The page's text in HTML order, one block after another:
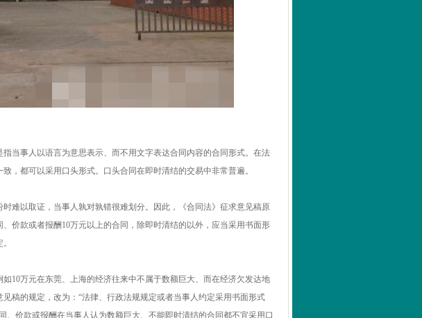
当事人以语言为意思表示、而不用文字表达合同内容的合同形式。在法
，都可以采用口头形式。口头合同在即时清结的交易中非常普遍。
难以取证，当事人孰对孰错很难划分。因此，《合同法》征求意见稿原
价款或者报酬10万元以上的合同，除即时清结的以外，应当采用书面形
10万元在东莞、上海的经济往来中不属于数额巨大、而在经济欠发达地
稿的规定，改为：“法律、行政法规规定或者当事人约定采用书面形式
、价款或报酬在当事人认为数额巨大、不能即时清结的合同都不宜采用口